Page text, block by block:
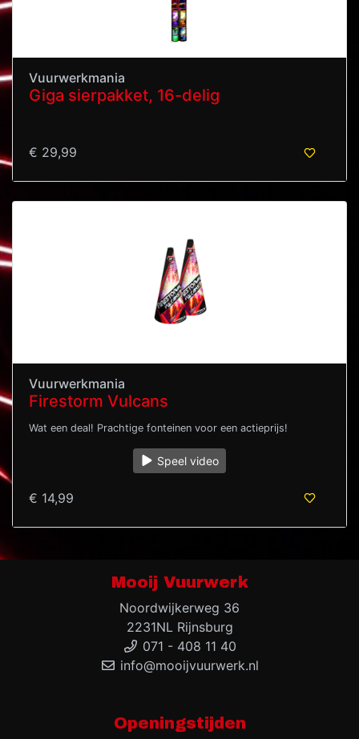
Vuurwerkmania
Giga sierpakket, 16-delig
€ 29,99
Vuurwerkmania
Firestorm Vulcans
Wat een deal! Prachtige fonteinen voor een actieprijs!
Speel video
€ 14,99
Mooij Vuurwerk
Noordwijkerweg 36
2231NL Rijnsburg
071 - 408 11 40
info@mooijvuurwerk.nl
Openingstijden